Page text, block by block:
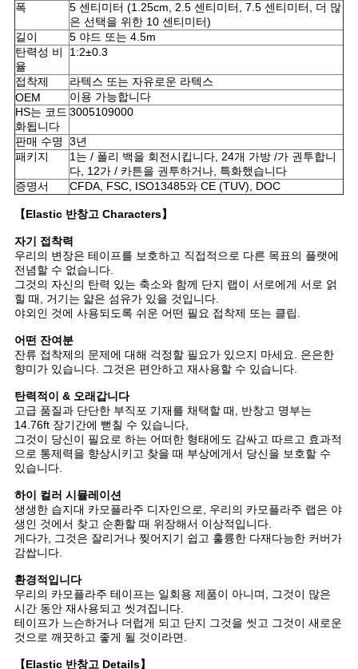
우
사
이
트
맵
PRIVACY
POLICY
폭
5 센티미터 (1.25cm, 2.5 센티미터, 7.5 센티미터, 더 많
은 선택을 위한 10 센티미터)
길이
5 야드 또는 4.5m
탄력성 비
율
1:2±0.3
접착제
라텍스 또는 자유로운 라텍스
OEM
이용 가능합니다
HS는 코드
화됩니다
3005109000
판매 수명
3년
패키지
1는 / 폴리 백을 회전시킵니다, 24개 가방 /가 권투합니
다, 12가 / 카튼을 권투하거나, 특화했습니다
증명서
CFDA, FSC, ISO13485와 CE (TUV), DOC
【Elastic 반창고 Characters】
자기 접착력
우리의 변장은 테이프를 보호하고 직접적으로 다른 목표의 플랫에
전념할 수 없습니다.
그것의 자신의 탄력 있는 축소와 함께 단지 랩이 서로에게 서로 얽
힐 때, 거기는 얇은 섬유가 있을 것입니다.
야외인 것에 사용되도록 쉬운 어떤 필요 접착제 또는 클립.
어떤 잔여분
잔류 접착제의 문제에 대해 걱정할 필요가 있으지 마세요. 은은한
향미가 있습니다. 그것은 편안하고 재사용할 수 있습니다.
탄력적이 & 오래갑니다
고급 품질과 단단한 부직포 기재를 채택할 때, 반창고 명부는
14.76ft 장기간에 뻗칠 수 있습니다,
그것이 당신이 필요로 하는 어떠한 형태에도 감싸고 따르고 효과적
으로 통제력을 향상시키고 찾을 때 부상에게서 당신을 보호할 수
있습니다.
하이 컬러 시뮬레이션
생생한 습지대 카모플라주 디자인으로, 우리의 카모플라주 랩은 야
생인 것에서 찾고 순환할 때 위장해서 이상적입니다.
게다가, 그것은 잘리거나 찢어지기 쉽고 훌륭한 다재다능한 커버가
감쌉니다.
환경적입니다
우리의 카모플라주 테이프는 일회용 제품이 아니며, 그것이 많은
시간 동안 재사용되고 씻겨집니다.
테이프가 느슨하거나 더럽게 되고 단지 그것을 씻고 그것이 새로운
것으로 깨끗하고 좋게 될 것이라면.
【Elastic 반창고 Details】